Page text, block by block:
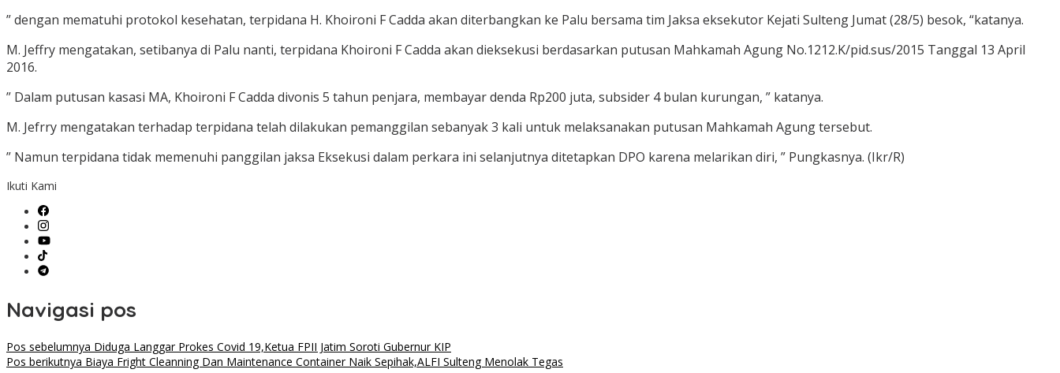
” dengan mematuhi protokol kesehatan, terpidana H. Khoironi F Cadda akan diterbangkan ke Palu bersama tim Jaksa eksekutor Kejati Sulteng Jumat (28/5) besok, “katanya.
M. Jeffry mengatakan, setibanya di Palu nanti, terpidana Khoironi F Cadda akan dieksekusi berdasarkan putusan Mahkamah Agung No.1212.K/pid.sus/2015 Tanggal 13 April
2016.
” Dalam putusan kasasi MA, Khoironi F Cadda divonis 5 tahun penjara, membayar denda Rp200 juta, subsider 4 bulan kurungan, ” katanya.
M. Jefrry mengatakan terhadap terpidana telah dilakukan pemanggilan sebanyak 3 kali untuk melaksanakan putusan Mahkamah Agung tersebut.
” Namun terpidana tidak memenuhi panggilan jaksa Eksekusi dalam perkara ini selanjutnya ditetapkan DPO karena melarikan diri, ” Pungkasnya. (Ikr/R)
Ikuti Kami
Navigasi pos
Pos sebelumnya Diduga Langgar Prokes Covid 19,Ketua FPII Jatim Soroti Gubernur KIP
Pos berikutnya Biaya Fright Cleanning Dan Maintenance Container Naik Sepihak,ALFI Sulteng Menolak Tegas